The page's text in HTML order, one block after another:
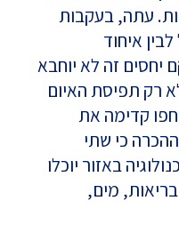
עתה, בעקבות
איחוד
יחסים זה לא יוחבא
רק תפיסת האיום
קדימה את
כי שתי
באזור יוכלו
מים,